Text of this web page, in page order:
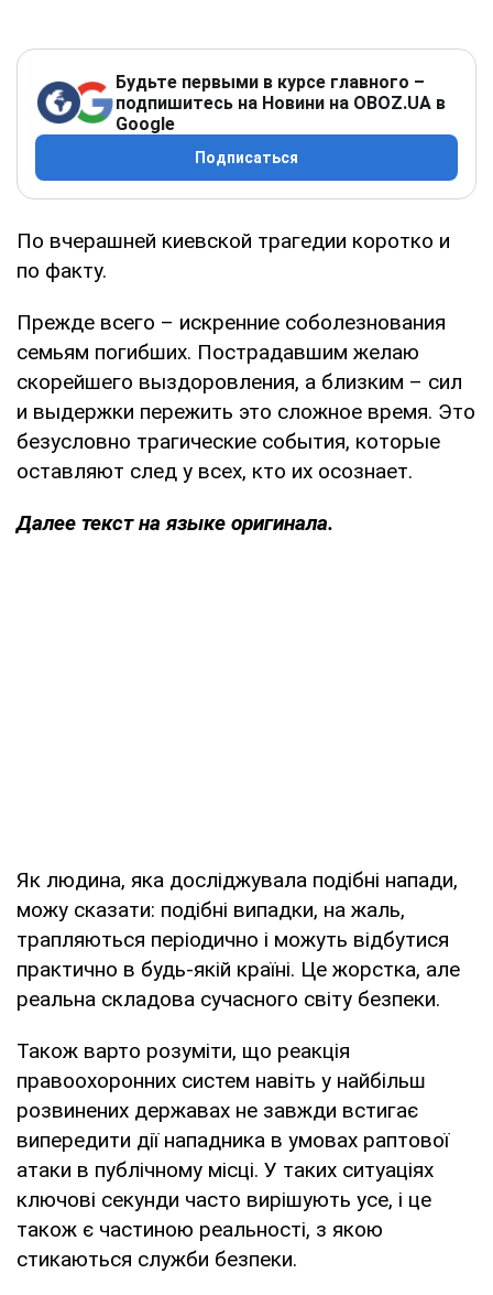
Будьте первыми в курсе главного –
подпишитесь на Новини на OBOZ.UA в
Google
Подписаться
По вчерашней киевской трагедии коротко и
по факту.
Прежде всего – искренние соболезнования
семьям погибших. Пострадавшим желаю
скорейшего выздоровления, а близким – сил
и выдержки пережить это сложное время. Это
безусловно трагические события, которые
оставляют след у всех, кто их осознает.
Далее текст на языке оригинала.
Як людина, яка досліджувала подібні напади,
можу сказати: подібні випадки, на жаль,
трапляються періодично і можуть відбутися
практично в будь-якій країні. Це жорстка, але
реальна складова сучасного світу безпеки.
Також варто розуміти, що реакція
правоохоронних систем навіть у найбільш
розвинених державах не завжди встигає
випередити дії нападника в умовах раптової
атаки в публічному місці. У таких ситуаціях
ключові секунди часто вирішують усе, і це
також є частиною реальності, з якою
стикаються служби безпеки.